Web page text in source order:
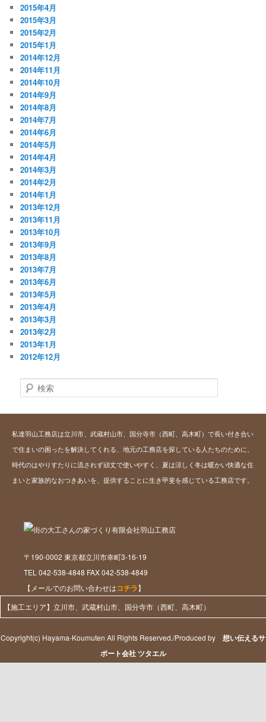
2015年4月
2015年3月
2015年2月
2015年1月
2014年12月
2014年11月
2014年10月
2014年9月
2014年8月
2014年7月
2014年6月
2014年5月
2014年4月
2014年3月
2014年2月
2014年1月
2013年12月
2013年11月
2013年10月
2013年9月
2013年8月
2013年7月
2013年6月
2013年5月
2013年4月
2013年3月
2013年2月
2013年1月
2012年12月
検
索
私達羽山工務店は立川市、武蔵村山市、国分寺市（西町、高木町）で長い付き合い
で住まいの困ったを解決してくれる、地元の工務店を探している人たちのために、
時代のはやりすたりに流されず頑丈で使いやすく、夏は涼しく冬は暖かい快適な住
まいと家族的なおつきあいを、提供することに生き甲斐を感じている工務店です。
〒190-0002 東京都立川市幸町3-16-19
TEL 042-538-4848 FAX 042-538-4849
【メールでのお問い合わせはコチラ】
【施工エリア】立川市、武蔵村山市、国分寺市（西町、高木町）
Copyright(c) Hayama-Koumuten All Rights Reserved./Produced by 想い伝えるサ
ポート会社 ツタエル